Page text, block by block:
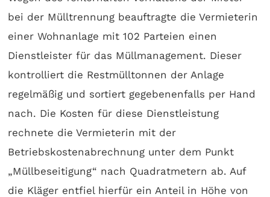
bei der Mülltrennung beauftragte die Vermieterin
einer Wohnanlage mit 102 Parteien einen
Dienstleister für das Müllmanagement. Dieser
kontrolliert die Restmülltonnen der Anlage
regelmäßig und sortiert gegebenenfalls per Hand
nach. Die Kosten für diese Dienstleistung
rechnete die Vermieterin mit der
Betriebskostenabrechnung unter dem Punkt
„Müllbeseitigung“ nach Quadratmetern ab. Auf
die Kläger entfiel hierfür ein Anteil in Höhe von